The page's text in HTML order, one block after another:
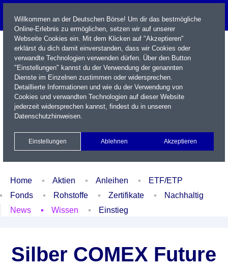
Name / WKN / ISIN / Kürzel
Xetra Realtime
Watchlist Portfolio Login
Home Aktien Anleihen
ETF/ETP
Fonds
Rohstoffe Zertifikate
Nachhaltig
News
Wissen Einstieg
Silber COMEX Future
Willkommen an der Deutschen Börse! Um dir das bestmögliche
Online-Erlebnis zu ermöglichen, setzen wir auf unserer
Webseite Cookies ein. Mit dem Klicken auf "Akzeptieren"
erklärst du dich damit einverstanden, dass wir Cookies oder
verwandte Technologien verwenden dürfen. Über den Button
"Einstellungen" kannst du der Verwendung der genannten
Dienste im Einzelnen zustimmen oder widersprechen.
Detaillierte Informationen und wie du der Verwendung von
Cookies und verwandten Technologien auf dieser Website
jederzeit widersprechen kannst, findest du in unseren
Datenschutzhinweisen.
Einstellungen Ablehnen Akzeptieren